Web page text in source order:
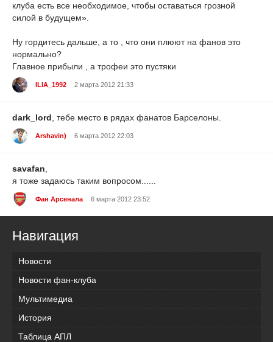
клуба есть все необходимое, чтобы оставаться грозной
силой в будущем».
Ну гордитесь дальше, а то , что они плюют на фанов это
нормально?
Главное прибыли , а трофеи это пустяки
ILIA_1992 2 марта 2012 21:33
dark_lord , тебе место в рядах фанатов Барселоны.
Arshavin) 6 марта 2012 22:03
savafan
я тоже задаюсь таким вопросом......
Фан Арсенала 6 марта 2012 23:52
Навигация
Новости
Новости фан-клуба
Мультимедиа
История
Таблица АПЛ